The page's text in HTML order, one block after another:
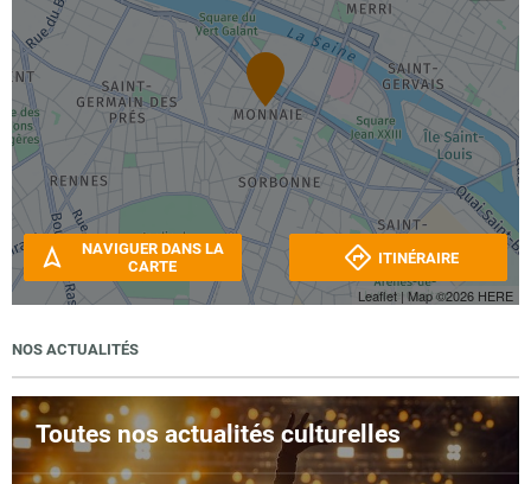
Leaflet | Map ©2026 HERE
NAVIGUER DANS LA
CARTE
ITINÉRAIRE
NOS ACTUALITÉS
Toutes nos actualités culturelles